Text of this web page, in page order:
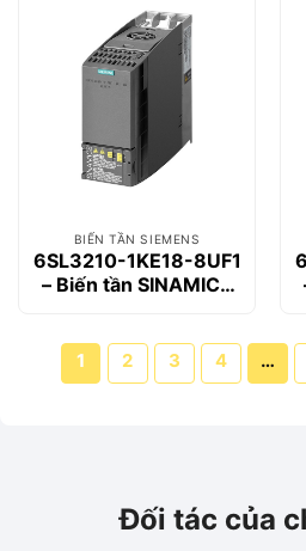
BIẾN TẦN SIEMENS
6SL3210-1KE18-8UF1
– Biến tần SINAMICS
1 2 3 4 …
Đối tác của